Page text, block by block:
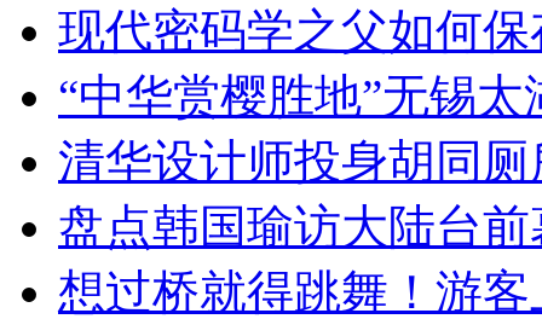
现代密码学之父如何
“中华赏樱胜地”无锡
清华设计师投身胡同
盘点韩国瑜访大陆台
想过桥就得跳舞！游客